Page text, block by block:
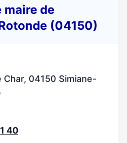
maire de
(04150)
Char, 04150 Simiane-
40